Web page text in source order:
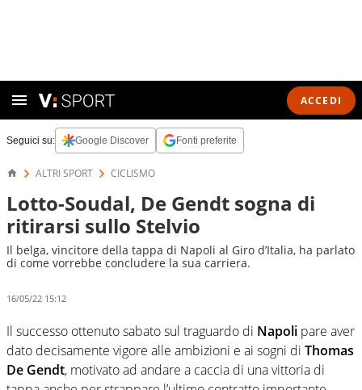
ACCEDI
Seguici su: Google Discover Fonti preferite
ALTRI SPORT CICLISMO
Lotto-Soudal, De Gendt sogna di
ritirarsi sullo Stelvio
Il belga, vincitore della tappa di Napoli al Giro d’Italia, ha parlato
di come vorrebbe concludere la sua carriera.
16/05/22 15:12
Il successo ottenuto sabato sul traguardo di Napoli pare aver
dato decisamente vigore alle ambizioni e ai sogni di Thomas
De Gendt, motivato ad andare a caccia di una vittoria di